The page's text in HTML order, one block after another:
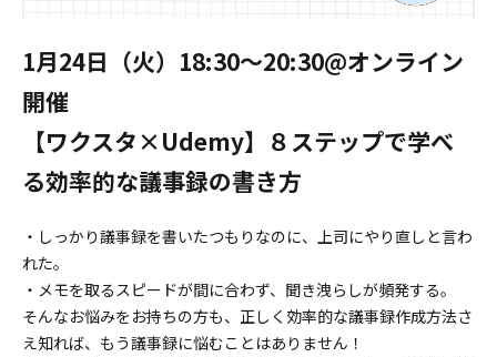
1月24日（火）18:30〜20:30@オンライン
開催
【ワクスタ×Udemy】８ステップで学べ
る効率的な議事録の書き方
・しっかり議事録を書いたつもりなのに、上司にやり直しと言わ
れた。
・メモを取るスピードが間に合わず、聞き洩らしが頻発する。
そんなお悩みをお持ちの方も、正しく効率的な議事録作成方法さ
え知れば、もう議事録に悩むことはありません！